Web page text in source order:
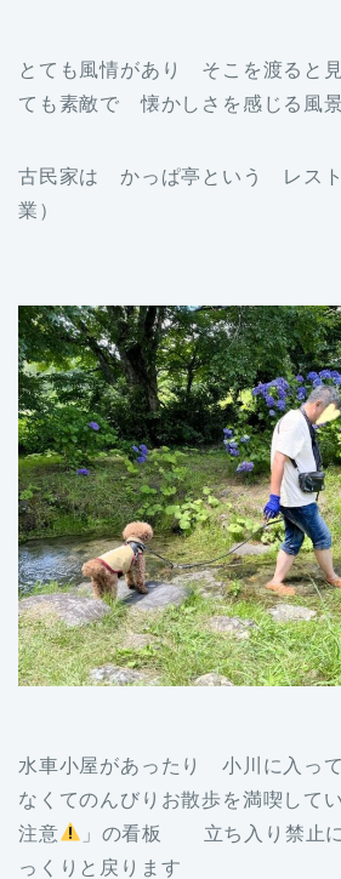
とても風情があり そこを渡ると
ても素敵で 懐かしさを感じる風
古民家は かっぱ亭という レスト
業）
水車小屋があったり 小川に入っ
なくてのんびりお散歩を満喫して
注意
」の看板 立ち入り禁止に
っくりと戻ります